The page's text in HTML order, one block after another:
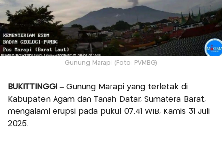
Gunung Marapi (Foto: PVMBG)
BUKITTINGGI– Gunung Marapi yang terletak di
Kabupaten Agam dan Tanah Datar, Sumatera Barat,
mengalami erupsi pada pukul 07.41 WIB, Kamis 31 Juli
2025.